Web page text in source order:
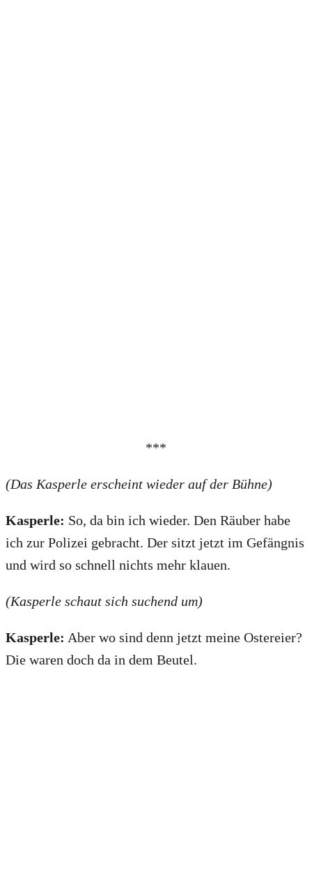
***
(Das Kasperle erscheint wieder auf der Bühne)
Kasperle: So, da bin ich wieder. Den Räuber habe
ich zur Polizei gebracht. Der sitzt jetzt im Gefängnis
und wird so schnell nichts mehr klauen.
(Kasperle schaut sich suchend um)
Kasperle: Aber wo sind denn jetzt meine Ostereier?
Die waren doch da in dem Beutel.